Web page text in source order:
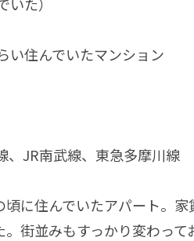
い住んでいたマンション
、JR南武線、東急多摩川線
に住んでいたアパート。
街並みもすっかり変わっ